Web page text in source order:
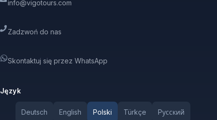
info@vigotours.com
Zadzwoń do nas
Skontaktuj się przez WhatsApp
Język
Deutsch English Polski Türkçe Pусский